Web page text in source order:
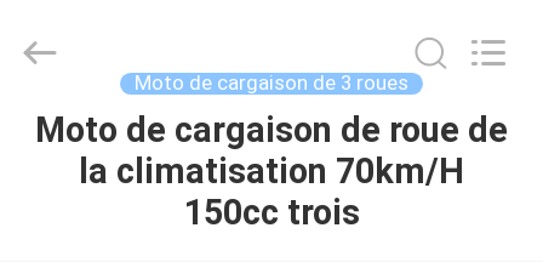
MAISON
Motorcycle
Reserved.
Moto de cargaison de 3 roues
Moto de cargaison de roue de
la climatisation 70km/H
150cc trois